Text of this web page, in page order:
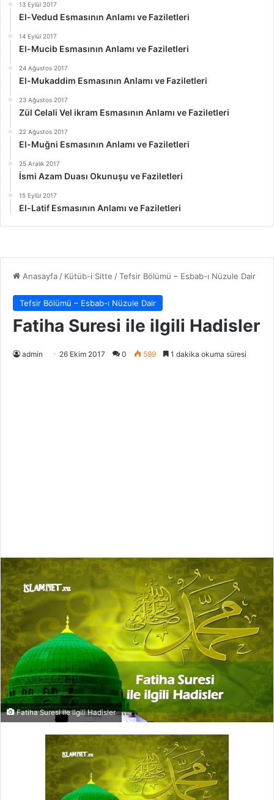
13 Eylül 2017
El-Vedud Esmasının Anlamı ve Faziletleri
14 Eylül 2017
El-Mucib Esmasının Anlamı ve Faziletleri
24 Ağustos 2017
El-Mukaddim Esmasının Anlamı ve Faziletleri
23 Ağustos 2017
Zül Celali Vel ikram Esmasının Anlamı ve Faziletleri
22 Ağustos 2017
El-Muğni Esmasının Anlamı ve Faziletleri
25 Aralık 2017
İsmi Azam Duası Okunuşu ve Faziletleri
15 Eylül 2017
El-Latif Esmasının Anlamı ve Faziletleri